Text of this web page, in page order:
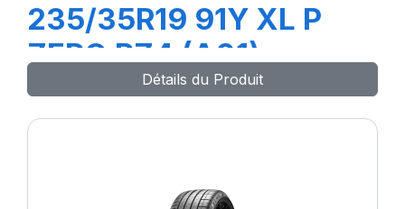
235/35R19 91Y XL P
ZERO PZ4 (A01)
Détails du Produit